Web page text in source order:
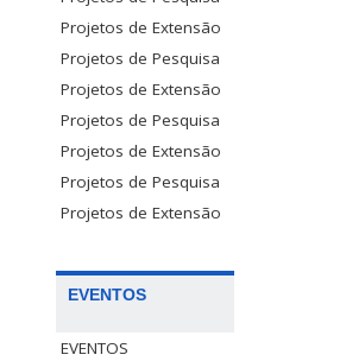
Projetos de Extensão
Projetos de Pesquisa
Projetos de Extensão
Projetos de Pesquisa
Projetos de Extensão
Projetos de Pesquisa
Projetos de Extensão
EVENTOS
EVENTOS